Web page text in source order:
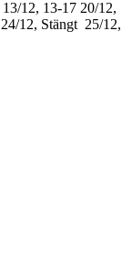
13/12, 13-17 20/12,
24/12, Stängt 25/12,